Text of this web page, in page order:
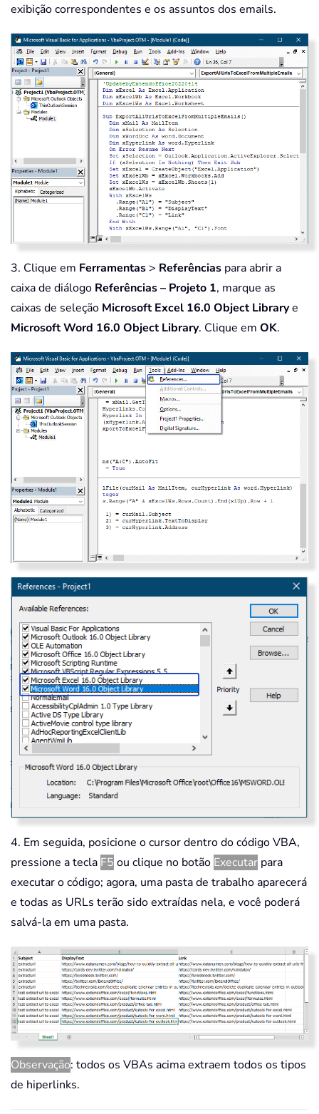
exibição correspondentes e os assuntos dos emails.
3. Clique em Ferramentas > Referências para abrir a
caixa de diálogo Referências – Projeto 1, marque as
caixas de seleção Microsoft Excel 16.0 Object Librarye
Microsoft Word 16.0 Object Library. Clique em OK.
4. Em seguida, posicione o cursor dentro do código VBA,
pressione a tecla F5 ou clique no botão Executar para
executar o código; agora, uma pasta de trabalho aparecerá
e todas as URLs terão sido extraídas nela, e você poderá
salvá-la em uma pasta.
Observação: todos os VBAs acima extraem todos os tipos
de hiperlinks.